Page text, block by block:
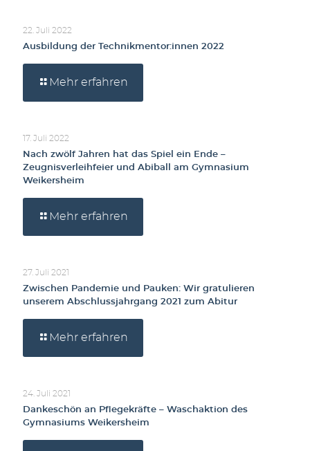
22. Juli 2022
Ausbildung der Technikmentor:innen 2022
Mehr erfahren
17. Juli 2022
Nach zwölf Jahren hat das Spiel ein Ende –
Zeugnisverleihfeier und Abiball am Gymnasium
Weikersheim
Mehr erfahren
27. Juli 2021
Zwischen Pandemie und Pauken: Wir gratulieren
unserem Abschlussjahrgang 2021 zum Abitur
Mehr erfahren
24. Juli 2021
Dankeschön an Pflegekräfte – Waschaktion des
Gymnasiums Weikersheim